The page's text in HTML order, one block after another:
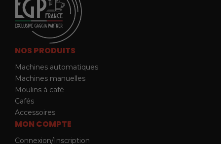
NOS PRODUITS
Machines automatiques
Machines manuelles
Moulins à café
Cafés
Accessoires
MON COMPTE
Connexion/Inscription